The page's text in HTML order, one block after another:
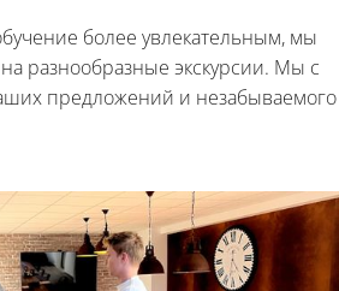
более увлекательным, мы
разнообразные экскурсии. Мы с
предложений и незабываемого